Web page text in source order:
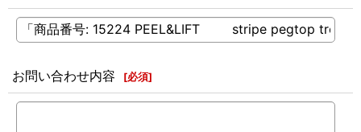
お問い合わせ内容 [必須]